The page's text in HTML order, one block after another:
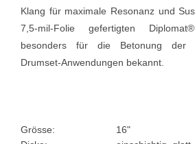
Klang für maximale Resonanz und
7,5-mil-Folie gefertigten
besonders für die Betonung der
Drumset-Anwendungen bekannt.
Grösse:
16"